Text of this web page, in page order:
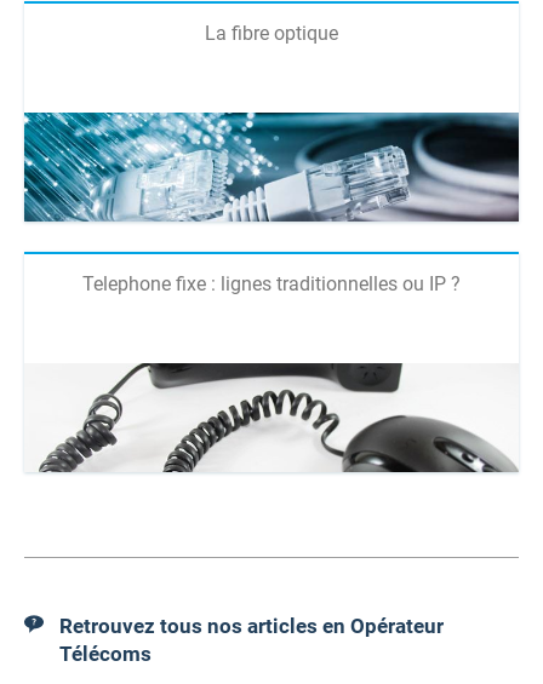
La fibre optique
Telephone fixe : lignes traditionnelles ou IP ?
Retrouvez tous nos articles en Opérateur
Télécoms